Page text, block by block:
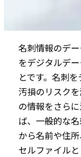
名刺情報のデ
をデジタルデ
とです。名刺
汚損のリスク
の情報をさら
ば、一般的な
から名前や住
セルファイル